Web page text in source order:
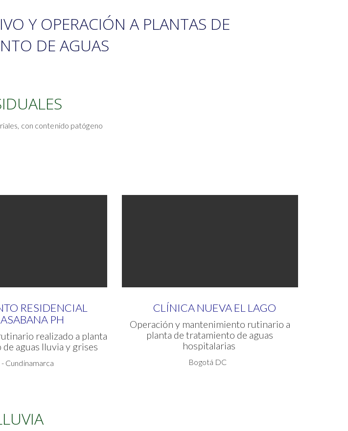
Y OPERACIÓN A PLANTAS DE
DE AGUAS
con contenido patógeno
RESIDENCIAL
PH
realizado a planta
aguas lluvia y grises
CLÍNICA NUEVA EL LAGO
Operación y mantenimiento rutinario a
planta de tratamiento de aguas
hospitalarias
Bogotá DC